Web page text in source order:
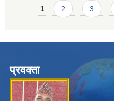
Pages
1 2 3
प्रवक्ता